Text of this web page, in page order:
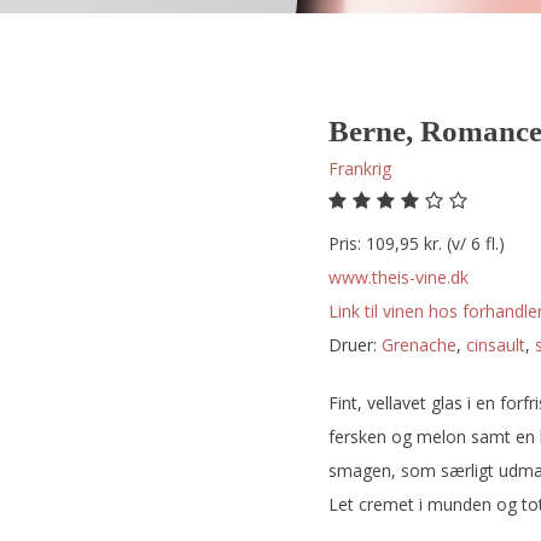
Berne,
Frankrig
Pris: 109,95 kr. (v/ 6 fl.)
www.theis-vine.dk
Link til vinen hos
Druer:
grenache, cinsault,
Fint, vellavet glas i en
fersken og melon samt en
smagen, som særligt
Let cremet i munden og